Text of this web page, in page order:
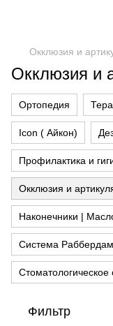
Окклюзия и
Окклюзия и
Ортопедия
Icon ( Айкон)
Профилактика и
Окклюзия и
Наконечники |
Система
Фильтр